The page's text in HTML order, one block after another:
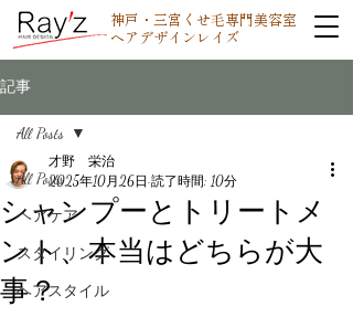
神戸・三宮くせ毛専門美容室
ヘアデザインレイズ
記事
All Posts
ヘアケア
スタイリング
ヘアスタイル
All Posts
シャンプーとトリートメ
ント、本当はどちらが大
事？
才野 栄治
2025年10月26日 読了時間: 10分